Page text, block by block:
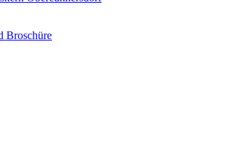
Broschüre